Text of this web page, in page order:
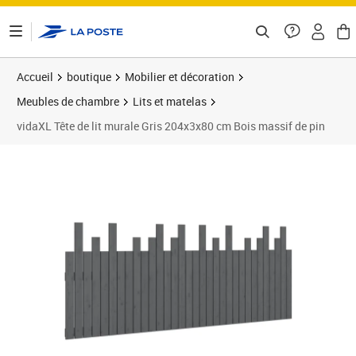
Accueil boutique
Mobilier et décoration
Meubles de chambre
Lits et matelas
vidaXL Tête de lit murale Gris 204x3x80 cm Bois massif de pin